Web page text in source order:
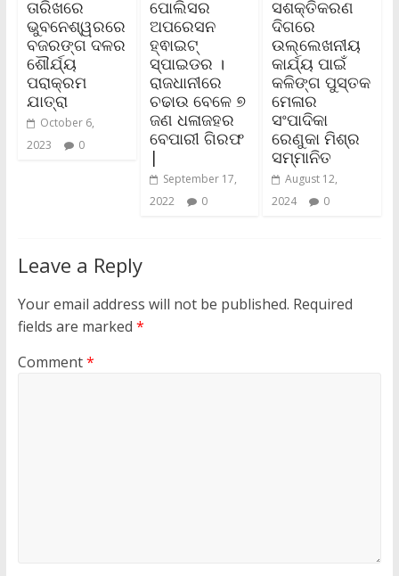
ତାରିଖରେ
ଭୁବନେଶ୍ୱରରେ
ବଜରଙ୍ଗ ଦଳର
ଶୌର୍ଯ୍ୟ
ପରାକ୍ରମ
ଯାତ୍ରା
October 6,
2023
0
ପୋଲିସର
ଅପରେସନ
ହ୍ଵାଇଟ୍
ସ୍ପାଇଡର ।
ରାଜଧାନୀରେ
ଚଢାଉ ବେଳେ ୭
ଜଣ ଧଳାଜହର
ବେପାରୀ ଗିରଫ
|
September 17,
2022
0
ସଶକ୍ତିକରଣ
ଦିଗରେ
ଉଲ୍ଲେଖନୀୟ
କାର୍ଯ୍ୟ ପାଇଁ
କଳିଙ୍ଗ ପୁସ୍ତକ
ମେଳାର
ସଂପାଦିକା
ରେଣୁକା ମିଶ୍ର
ସମ୍ମାନିତ
August 12,
2024
0
Leave a Reply
Your email address will not be published. Required
fields are marked *
Comment*